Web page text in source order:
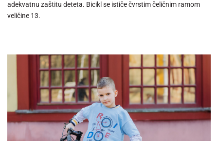
adekvatnu zaštitu deteta. Bicikl se ističe čvrstim čeličnim ramom
veličine 13.